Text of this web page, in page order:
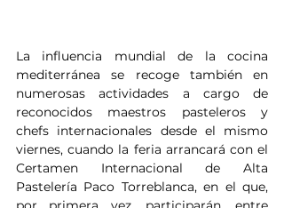
La influencia mundial de la cocina
mediterránea se recoge también en
numerosas actividades a cargo de
reconocidos maestros pasteleros y
chefs internacionales desde el mismo
viernes, cuando la feria arrancará con el
Certamen Internacional de Alta
Pastelería Paco Torreblanca, en el que,